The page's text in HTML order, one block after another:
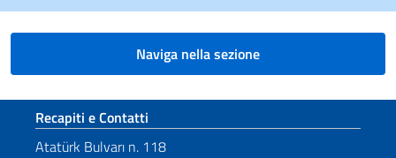
Naviga nella sezione
Sezione footer
Recapiti e Contatti
Atatürk Bulvarı n. 118